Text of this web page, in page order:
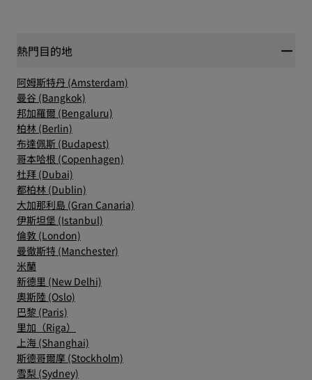
熱門目的地
阿姆斯特丹 (Amsterdam)
曼谷 (Bangkok)
邦加羅爾 (Bengaluru)
柏林 (Berlin)
布達佩斯 (Budapest)
哥本哈根 (Copenhagen)
杜拜 (Dubai)
都柏林 (Dublin)
大加那利島 (Gran Canaria)
伊斯坦堡 (Istanbul)
倫敦 (London)
曼徹斯特 (Manchester)
米蘭
新德里 (New Delhi)
奧斯陸 (Oslo)
巴黎 (Paris)
里加（Riga）
上海 (Shanghai)
斯德哥爾摩 (Stockholm)
雪梨 (Sydney)